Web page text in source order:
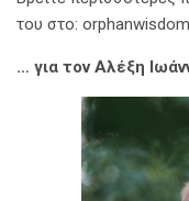
του στο:
… για τον Αλέξη